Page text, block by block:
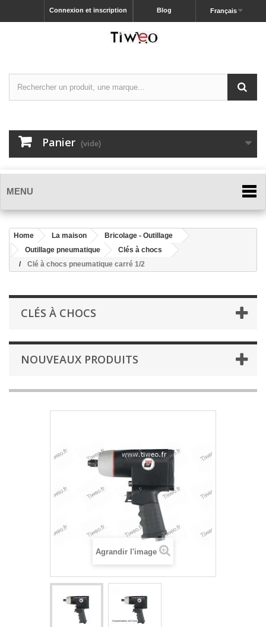
Français
Blog
Connexion et inscription
Panier (vide)
MENU
Home La maison
Bricolage - Outillage
Outillage pneumatique
Clés à chocs
Clé à chocs pneumatique carré 1/2
CLÉS À CHOCS
NOUVEAUX PRODUITS
Agrandir l'image